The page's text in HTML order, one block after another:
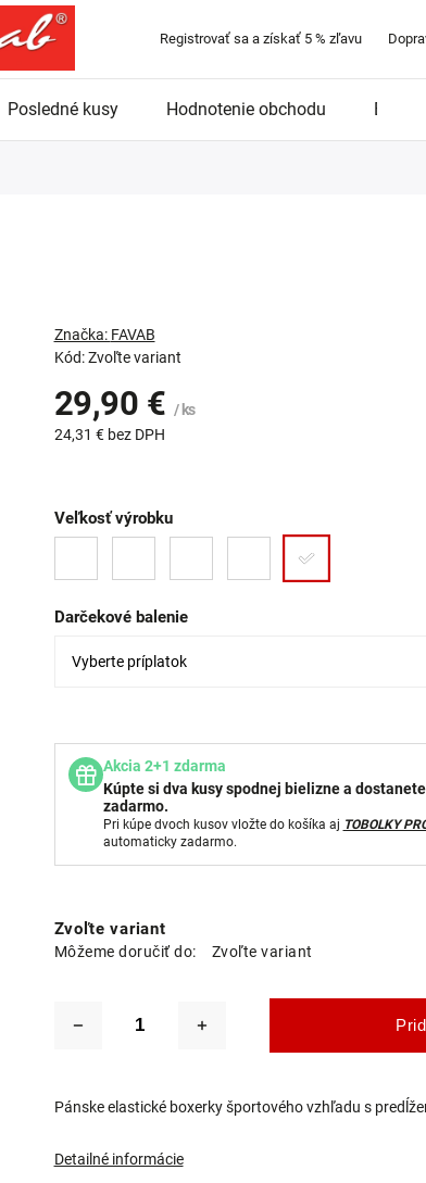
Registrovať sa a získať 5 % zľavu
Posledné kusy Hodnotenie obchodu Blog
Kód: Zvoľte variant
Značka: FAVAB
29,90 € / ks
24,31 €bez DPH
Zvoľte variant
Môžeme doručiť do: Zvoľte variant
Veľkosť výrobku
Darčekové balenie
Akcia 2+1 zdarma
Kúpte si dva kusy spodnej bielizne a
zadarmo.
Pri kúpe dvoch kusov vložte do košíka aj TOBOLKY
automaticky zadarmo.
Pánske elastické boxerky športového vzhľadu s
Detailné informácie